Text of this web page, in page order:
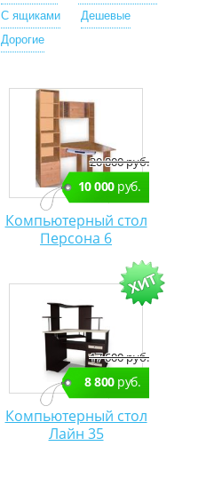
С ящиками
Дешевые
Дорогие
20 000 руб.
10 000руб.
Компьютерный стол
Персона 6
17 600 руб.
8 800руб.
Компьютерный стол
Лайн 35